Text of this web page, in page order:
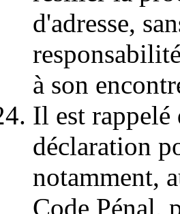
d'adresse,
à son
Il est rappelé
déclaration
notamment,
Code Pénal,